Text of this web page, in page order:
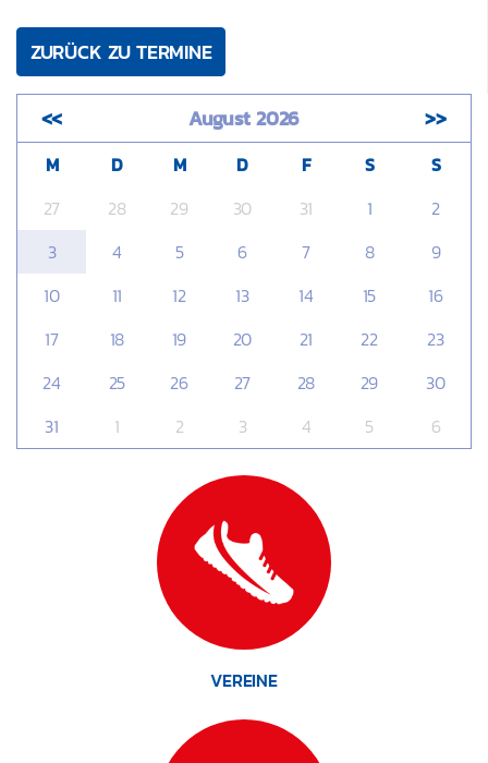
ZURÜCK ZU TERMINE
<< August 2026 >>
M D M D F S
S
27
28 29 30 31 1
2
3
4 5 6 7 8
9
10
11 12 13 14 15
16
17
18 19 20 21 22
23
24
25 26 27 28 29
30
31
1 2 3 4 5 6
VEREINE